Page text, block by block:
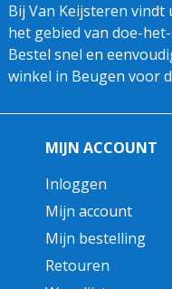
Bij Van Keijsteren
het gebied van doe-
Bestel snel en
winkel in Beugen voor
MIJN ACCOUNT
Inloggen
Mijn account
Mijn bestelling
Retouren